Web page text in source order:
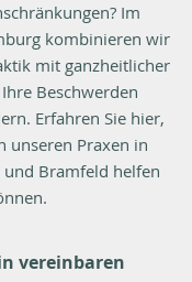
Im
kombinieren wir
mit ganzheitlicher
Beschwerden
Erfahren Sie hier,
unseren Praxen in
Bramfeld helfen
vereinbaren